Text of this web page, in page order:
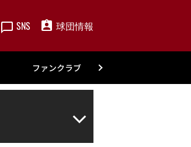
SNS 球団情報
ファンクラブ